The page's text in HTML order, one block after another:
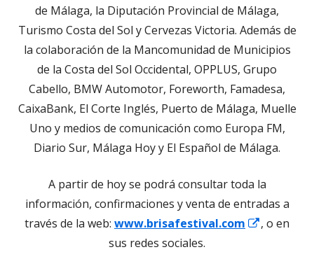
de Málaga, la Diputación Provincial de Málaga,
Turismo Costa del Sol y Cervezas Victoria. Además de
la colaboración de la Mancomunidad de Municipios
de la Costa del Sol Occidental, OPPLUS, Grupo
Cabello, BMW Automotor, Foreworth, Famadesa,
CaixaBank, El Corte Inglés, Puerto de Málaga, Muelle
Uno y medios de comunicación como Europa FM,
Diario Sur, Málaga Hoy y El Español de Málaga.
A partir de hoy se podrá consultar toda la
información, confirmaciones y venta de entradas a
través de la web: www.brisafestival.com
Abrir
, o en
sus redes sociales.